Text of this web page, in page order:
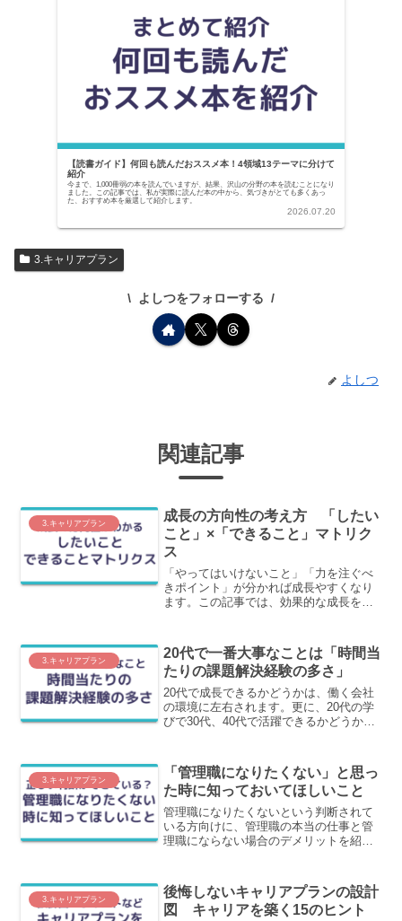
【読書ガイド】何回も読んだおススメ本！4領域13テーマに分けて
紹介
今まで、1,000冊弱の本を読んでいますが、結果、沢山の分野の本を読むことになり
ました。この記事では、私が実際に読んだ本の中から、気づきがとても多くあっ
た、おすすめ本を厳選して紹介します。
2026.07.20
3.キャリアプラン
よしつをフォローする
よしつ
関連記事
3.キャリアプラン
成長の方向性の考え方 「したい
こと」×「できること」マトリク
ス
「やってはいけないこと」「力を注ぐべ
きポイント」が分かれば成長やすくなり
ます。この記事では、効果的な成長を促
ス」について、わかりやすく解説しま
す。
3.キャリアプラン
20代で一番大事なことは「時間当
たりの課題解決経験の多さ」
20代で成長できるかどうかは、働く会社
の環境に左右されます。更に、20代の学
びで30代、40代で活躍できるかどうかが
るために一番大事なことをわかりやすく
解説します。
3.キャリアプラン
「管理職になりたくない」と思っ
た時に知っておいてほしいこと
管理職になりたくないという判断されて
いる方向けに、管理職の本当の仕事と管
理職にならない場合のデメリットを紹介
す。
3.キャリアプラン
後悔しないキャリアプランの設計
図 キャリアを築く15のヒント